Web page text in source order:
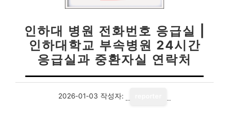
인하대 병원 전화번호 응급실 |
인하대학교 부속병원 24시간
응급실과 중환자실 연락처
2026-01-03 작성자: